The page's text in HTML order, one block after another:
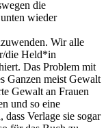
die
wieder
Wir alle
die Held*in
Das Problem mit
Ganzen meist Gewalt
Gewalt an Frauen
und so eine
Verlage sie sogar